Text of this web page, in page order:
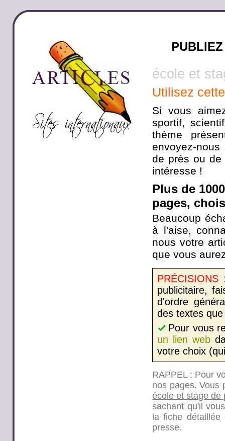
école et
Utilisez
Si vous
sportif,
thème
envoyez-
de près ou de
intéresse !
Plus de
pages,
Beaucoup
à l'aise,
nous votre
que vous
PRÉCISIONS
publicitaire,
d'ordre
des textes
Pour vous
un lien web
votre choix
RAPPEL : Pour
nos pages.
école et stage de
sachant qu'il
la fiche
presse.